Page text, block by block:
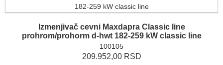
Izmenjivač cevni Maxdapra Classic line
prohrom/prohorm d-hwt 182-259 kW classic line
100105
209.952,00 RSD